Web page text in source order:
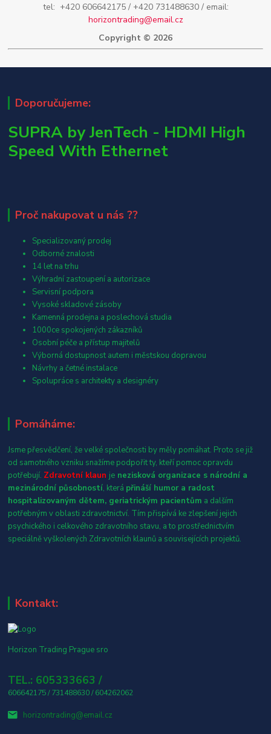
tel: +420 606642175 / +420 731488630 / email:
horizontrading@email.cz
Copyright © 2026
Doporučujeme:
SUPRA by JenTech - HDMI High
Speed With Ethernet
Proč nakupovat u nás ??
Specializovaný prodej
Odborné znalosti
14 let na trhu
Výhradní zastoupení a autorizace
Servisní podpora
Vysoké skladové zásoby
Kamenná prodejna a poslechová studia
1000ce spokojených zákazníků
Osobní péče a přístup majitelů
Výborná dostupnost autem i městskou dopravou
Návrhy a četné instalace
Spolupráce s architekty a designéry
Pomáháme:
Jsme přesvědčení, že velké společnosti by měly pomáhat. Proto se již
od samotného vzniku snažíme podpořit ty, kteří pomoc opravdu
potřebují. Zdravotní klaun je nezisková organizace s národní a
mezinárodní působností, která přináší humor a radost
hospitalizovaným dětem, geriatrickým pacientům a dalším
potřebným v oblasti zdravotnictví. Tím přispívá ke zlepšení jejich
psychického i celkového zdravotního stavu, a to prostřednictvím
speciálně vyškolených Zdravotních klaunů a souvisejících projektů.
Kontakt:
Horizon Trading Prague sro
TEL.: 605333663 /
606642175 / 731488630 / 604262062
horizontrading@email.cz